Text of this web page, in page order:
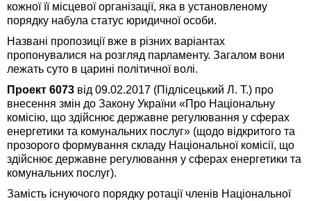
кожної її місцевої організації, яка в установленому
порядку набула статус юридичної особи.
Названі пропозиції вже в різних варіантах
пропонувалися на розгляд парламенту. Загалом вони
лежать суто в царині політичної волі.
Проект 6073 від 09.02.2017 (Підлісецький Л. Т.) про
внесення змін до Закону України «Про Національну
комісію, що здійснює державне регулювання у сферах
енергетики та комунальних послуг» (щодо відкритого та
прозорого формування складу Національної комісії, що
здійснює державне регулювання у сферах енергетики та
комунальних послуг).
Замість існуючого порядку ротації членів Національної